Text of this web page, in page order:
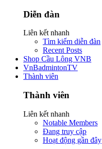
Diễn đàn
Liên kết nhanh
Tìm kiếm diễn đàn
Recent Posts
Shop Cầu Lông VNB
VnBadmintonTV
Thành viên
Thành viên
Liên kết nhanh
Notable Members
Đang truy cập
Hoạt động gần đây